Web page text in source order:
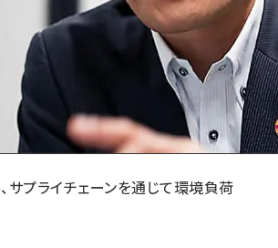
サプライチェーンを通じて環境負荷